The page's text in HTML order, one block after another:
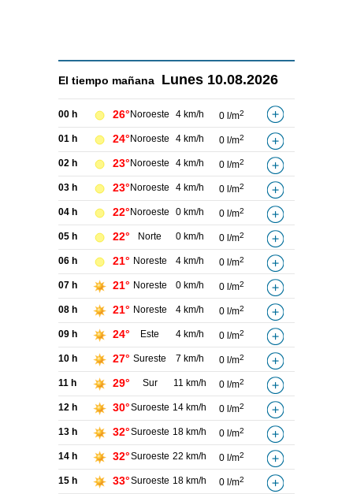
El tiempo mañana Lunes 10.08.2026
00 h 26° Noroeste 4 km/h 0 l/m2
01 h 24° Noroeste 4 km/h 0 l/m2
02 h 23° Noroeste 4 km/h 0 l/m2
03 h 23° Noroeste 4 km/h 0 l/m2
04 h 22° Noroeste 0 km/h 0 l/m2
05 h 22° Norte 0 km/h 0 l/m2
06 h 21° Noreste 4 km/h 0 l/m2
07 h 21° Noreste 0 km/h 0 l/m2
08 h 21° Noreste 4 km/h 0 l/m2
09 h 24° Este 4 km/h 0 l/m2
10 h 27° Sureste 7 km/h 0 l/m2
11 h 29° Sur 11 km/h 0 l/m2
12 h 30°Suroeste 14 km/h 0 l/m2
13 h 32°Suroeste 18 km/h 0 l/m2
14 h 32°Suroeste 22 km/h 0 l/m2
15 h 33°Suroeste 18 km/h 0 l/m2